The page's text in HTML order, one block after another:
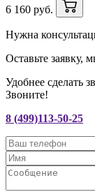
6 160 руб.
Нужна
Оставьте заявку,
Удобнее сделать
Звоните!
8 (499)113-50-25